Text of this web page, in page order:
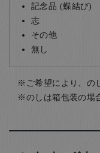
記念品 (蝶結び)
志
その他
無し
ご希望により、の
のしは箱包装の場